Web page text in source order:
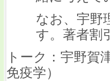
なお、宇野
す。著者割
トーク：宇野賀
免疫学）